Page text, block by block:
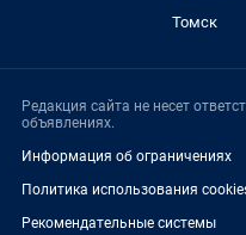
Томск
Редакция сайта не несет
объявлениях.
Информация об ограничениях
Политика использования
Рекомендательные системы